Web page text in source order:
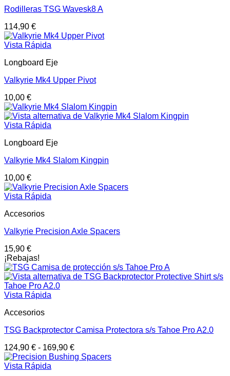
Rodilleras TSG Wavesk8 A
114,90 €
Vista Rápida
Longboard Eje
Valkyrie Mk4 Upper Pivot
10,00 €
Vista Rápida
Longboard Eje
Valkyrie Mk4 Slalom Kingpin
10,00 €
Vista Rápida
Accesorios
Valkyrie Precision Axle Spacers
15,90 €
¡Rebajas!
Vista Rápida
Accesorios
TSG Backprotector Camisa Protectora s/s Tahoe Pro A2.0
124,90 € - 169,90 €
Vista Rápida